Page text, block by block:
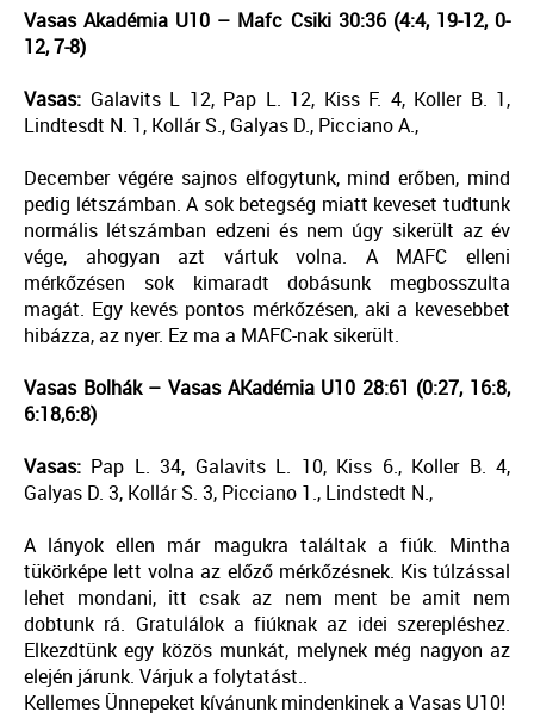
Vasas Akadémia U10 – Mafc Csiki 30:36 (4:4, 19-12, 0-
12, 7-8)
Vasas: Galavits L 12, Pap L. 12, Kiss F. 4, Koller B. 1,
Lindtesdt N. 1, Kollár S., Galyas D., Picciano A.,
December végére sajnos elfogytunk, mind erőben, mind
pedig létszámban. A sok betegség miatt keveset tudtunk
normális létszámban edzeni és nem úgy sikerült az év
vége, ahogyan azt vártuk volna. A MAFC elleni
mérkőzésen sok kimaradt dobásunk megbosszulta
magát. Egy kevés pontos mérkőzésen, aki a kevesebbet
hibázza, az nyer. Ez ma a MAFC-nak sikerült.
Vasas Bolhák – Vasas AKadémia U10 28:61 (0:27, 16:8,
6:18,6:8)
Vasas: Pap L. 34, Galavits L. 10, Kiss 6., Koller B. 4,
Galyas D. 3, Kollár S. 3, Picciano 1., Lindstedt N.,
A lányok ellen már magukra találtak a fiúk. Mintha
tükörképe lett volna az előző mérkőzésnek. Kis túlzással
lehet mondani, itt csak az nem ment be amit nem
dobtunk rá. Gratulálok a fiúknak az idei szerepléshez.
Elkezdtünk egy közös munkát, melynek még nagyon az
elején járunk. Várjuk a folytatást..
Kellemes Ünnepeket kívánunk mindenkinek a Vasas U10!